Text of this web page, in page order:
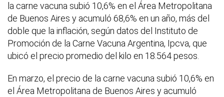
la carne vacuna subió 10,6% en el Área Metropolitana
de Buenos Aires y acumuló 68,6% en un año, más del
doble que la inflación, según datos del Instituto de
Promoción de la Carne Vacuna Argentina, Ipcva, que
ubicó el precio promedio del kilo en 18.564 pesos.
En marzo, el precio de la carne vacuna subió 10,6% en
el Área Metropolitana de Buenos Aires y acumuló